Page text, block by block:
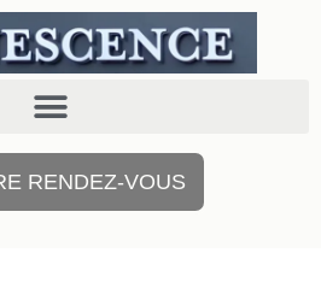
RENDEZ-VOUS